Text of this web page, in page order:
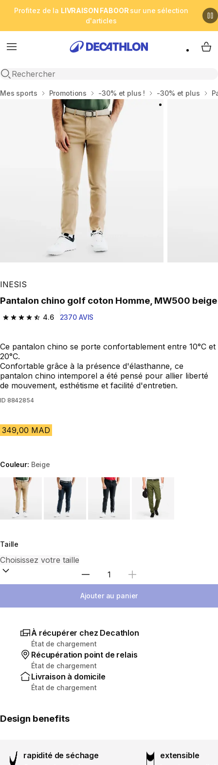
Profitez de la LIVRAISON FABOOR sur une sélection
d'articles
Menu
Open search
My
Accueil
Mes sports Promotions -30% et plus ! -30% et plus
INESIS
Pantalon chino golf coton Homme, MW500 beige
4.6
4.6 out of 5 stars from 2370 reviews
2370 AVIS
Ce pantalon chino se porte confortablement entre 10°C et
20°C.
Confortable grâce à la présence d'élasthanne, ce
pantalon chino intemporel a été pensé pour allier liberté
de mouvement, esthétisme et facilité d'entretien.
ID 8842854
349,00 MAD
Couleur: Beige
Choose a variant
Taille
Sélectionnez la quantité
Ajouter au panier
À récupérer chez Decathlon
État de chargement
Récupération point de relais
État de chargement
Livraison à domicile
État de chargement
Design benefits
rapidité de séchage extensible